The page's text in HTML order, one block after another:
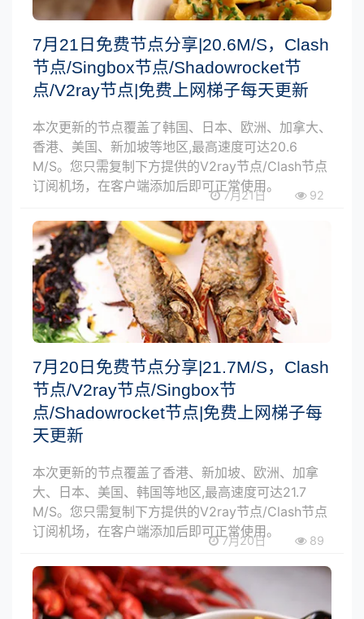
7月21日免费节点分享|20.6M/S，Clash
节点/Singbox节点/Shadowrocket节
点/V2ray节点|免费上网梯子每天更新
本次更新的节点覆盖了韩国、日本、欧洲、加拿大、
香港、美国、新加坡等地区,最高速度可达20.6
M/S。您只需复制下方提供的V2ray节点/Clash节点
订阅机场，在客户端添加后即可正常使用。
7月21日 92
7月20日免费节点分享|21.7M/S，Clash
节点/V2ray节点/Singbox节
点/Shadowrocket节点|免费上网梯子每
天更新
本次更新的节点覆盖了香港、新加坡、欧洲、加拿
大、日本、美国、韩国等地区,最高速度可达21.7
M/S。您只需复制下方提供的V2ray节点/Clash节点
订阅机场，在客户端添加后即可正常使用。
7月20日 89